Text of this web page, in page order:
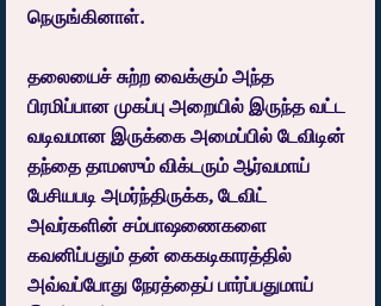
நெருங்கினாள்.
தலையைச் சுற்ற வைக்கும் அந்த
பிரமிப்பான முகப்பு அறையில் இருந்த வட்ட
வடிவமான இருக்கை அமைப்பில் டேவிடின்
தந்தை தாமஸும் விக்டரும் ஆர்வமாய்
பேசியபடி அமர்ந்திருக்க, டேவிட்
அவர்களின் சம்பாஷணைகளை
கவனிப்பதும் தன் கைகடிகாரத்தில்
அவ்வப்போது நேரத்தைப் பார்ப்பதுமாய்